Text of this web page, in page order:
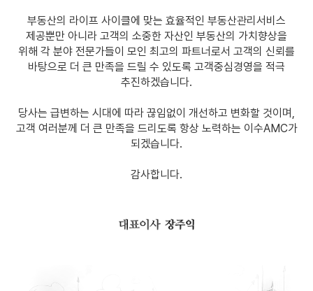
부동산의 라이프 사이클에 맞는 효율적인 부동산관리서비스
제공뿐만 아니라 고객의 소중한 자산인 부동산의 가치향상을
위해 각 분야 전문가들이 모인 최고의 파트너로서 고객의 신뢰를
바탕으로 더 큰 만족을 드릴 수 있도록 고객중심경영을 적극
추진하겠습니다.
당사는 급변하는 시대에 따라 끊임없이 개선하고 변화할 것이며,
고객 여러분께 더 큰 만족을 드리도록 항상 노력하는 이수AMC가
되겠습니다.
감사합니다.